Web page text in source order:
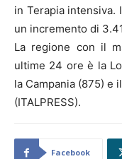
in Terapia intensiva.
un incremento di
La regione con il
ultime 24 ore è la
la Campania (875) e
(ITALPRESS).
Facebook